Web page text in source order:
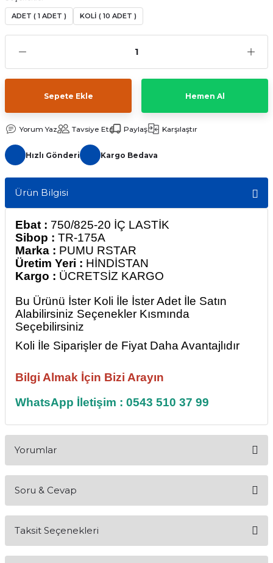
ADET ( 1 ADET ) KOLİ ( 10 ADET )
Sepete Ekle Hemen Al
Yorum Yaz Tavsiye Et Paylaş Karşılaştır
Hızlı Gönderi Kargo Bedava
Ürün Bilgisi
Ebat : 750/825-20 İÇ LASTİK
Sibop : TR-175A
Marka : PUMU RSTAR
Üretim Yeri : HİNDİSTAN
Kargo : ÜCRETSİZ KARGO
Bu Ürünü İster Koli İle İster Adet İle Satın
Alabilirsiniz Seçenekler Kısmında
Seçebilirsiniz
Koli İle Siparişler de Fiyat Daha Avantajlıdır
Bilgi Almak İçin Bizi Arayın
WhatsApp İletişim : 0543 510 37 99
Yorumlar
Soru & Cevap
Taksit Seçenekleri